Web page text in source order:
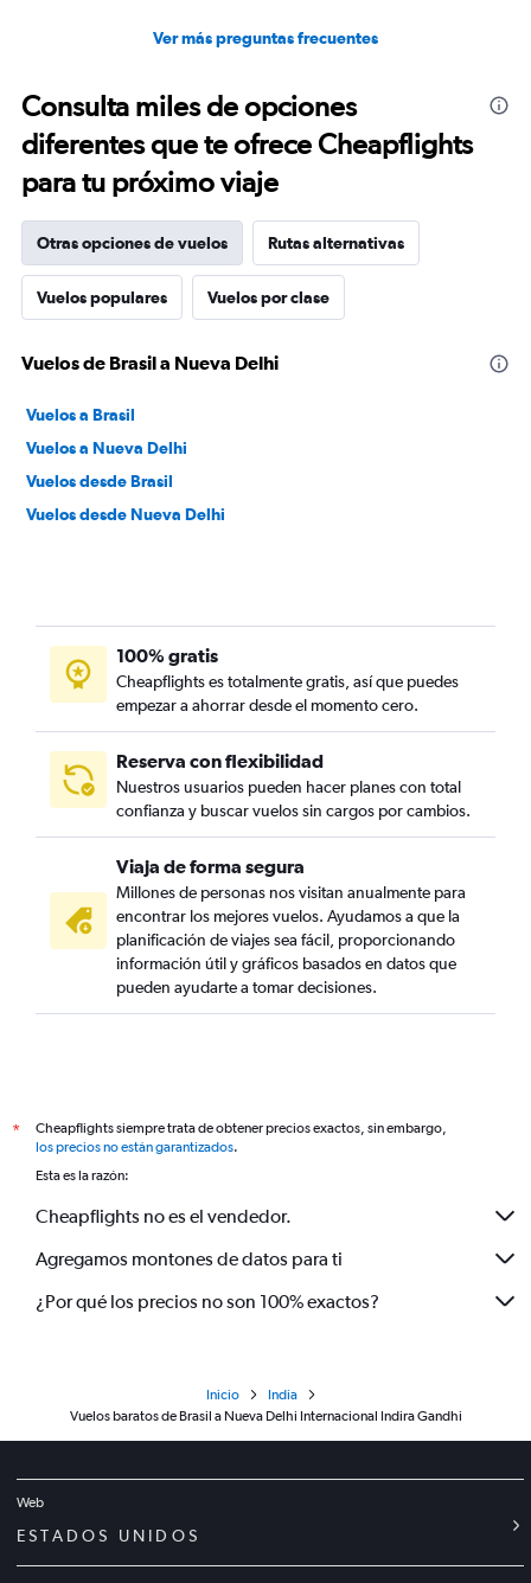
Ver más preguntas frecuentes
Consulta miles de opciones
diferentes que te ofrece Cheapflights
para tu próximo viaje
Otras opciones de vuelos Rutas alternativas
Vuelos populares Vuelos por clase
Vuelos de Brasil a Nueva Delhi
Vuelos a Brasil
Vuelos a Nueva Delhi
Vuelos desde Brasil
Vuelos desde Nueva Delhi
100% gratis
Cheapflights es totalmente gratis, así que puedes
empezar a ahorrar desde el momento cero.
Reserva con flexibilidad
Nuestros usuarios pueden hacer planes con total
confianza y buscar vuelos sin cargos por cambios.
Viaja de forma segura
Millones de personas nos visitan anualmente para
encontrar los mejores vuelos. Ayudamos a que la
planificación de viajes sea fácil, proporcionando
información útil y gráficos basados en datos que
pueden ayudarte a tomar decisiones.
*
Cheapflights siempre trata de obtener precios exactos, sin embargo,
los precios no están garantizados.
Esta es la razón:
Cheapflights no es el vendedor.
Agregamos montones de datos para ti
¿Por qué los precios no son 100% exactos?
Inicio
India
Vuelos baratos de Brasil a Nueva Delhi Internacional Indira Gandhi
Web
ESTADOS UNIDOS